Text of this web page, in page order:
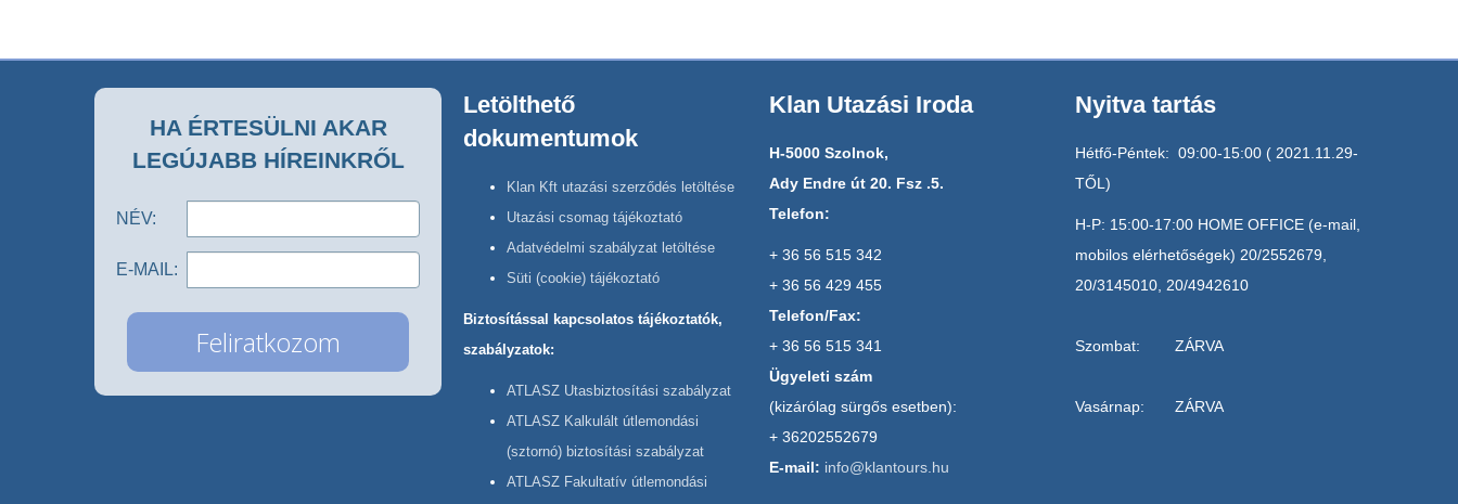
HA ÉRTESÜLNI AKAR
LEGÚJABB HÍREINKRŐL
NÉV:
E-MAIL:
Letölthető
dokumentumok
Klan Kft utazási szerződés letöltése
Utazási csomag tájékoztató
Adatvédelmi szabályzat letöltése
Süti (cookie) tájékoztató
Biztosítással kapcsolatos tájékoztatók,
szabályzatok:
ATLASZ Utasbiztosítási szabályzat
ATLASZ Kalkulált útlemondási
(sztornó) biztosítási szabályzat
ATLASZ Fakultatív útlemondási
Klan Utazási Iroda
H-5000 Szolnok,
Ady Endre út 20. Fsz .5.
Telefon:
+ 36 56 515 342
+ 36 56 429 455
Telefon/Fax:
+ 36 56 515 341
Ügyeleti szám
(kizárólag sürgős esetben):
+ 36202552679
E-mail: info@klantours.hu
Nyitva tartás
Hétfő-Péntek: 09:00-15:00 ( 2021.11.29-
TŐL)
H-P: 15:00-17:00 HOME OFFICE (e-mail,
mobilos elérhetőségek) 20/2552679,
20/3145010, 20/4942610
Szombat: ZÁRVA
Vasárnap: ZÁRVA